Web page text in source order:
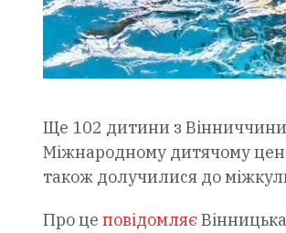
Ще 102 дитини з Вінниччини,
Міжнародному дитячому
також долучилися до
Про це повідомляє